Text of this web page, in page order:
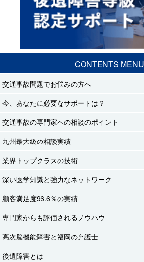
CONTENTS MENU
交通事故問題でお悩みの方へ
今、あなたに必要なサポートは？
交通事故の専門家への相談のポイント
九州最大級の相談実績
業界トップクラスの技術
深い医学知識と強力なネットワーク
顧客満足度96.6％の実績
専門家からも評価されるノウハウ
高次脳機能障害と福岡の弁護士
後遺障害とは